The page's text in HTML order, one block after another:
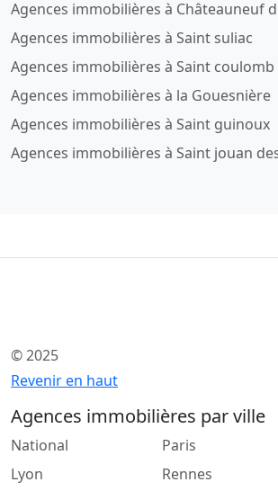
Agences immobilières à Châteauneuf
Agences immobilières à Saint suliac
Agences immobilières à Saint coulomb
Agences immobilières à la Gouesnière
Agences immobilières à Saint guinoux
Agences immobilières à Saint jouan
© 2025
Revenir en haut
Agences immobilières par ville
National
Lyon
Paris
Rennes